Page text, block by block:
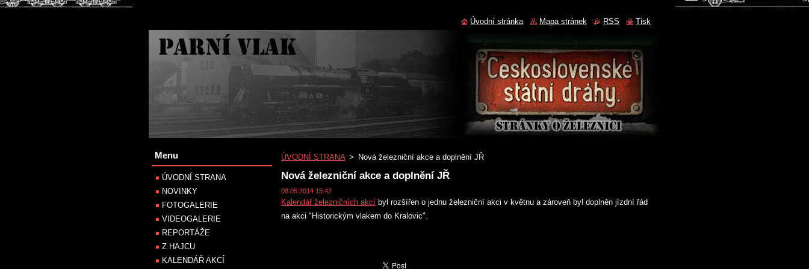
ÚVODNÍ STRANA > Nová železniční akce a doplnění JŘ
Nová železniční akce a doplnění JŘ
08.05.2014 15:42
Kalendář železničních akcí byl rozšířen o jednu železniční akci v květnu a zároveň byl doplněn jízdní řád
na akci "Historickým vlakem do Kralovic".
Menu
ÚVODNÍ STRANA
NOVINKY
FOTOGALERIE
VIDEOGALERIE
REPORTÁŽE
Z HAJCU
KALENDÁŘ AKCÍ
Úvodní stránka Mapa stránek RSS Tisk